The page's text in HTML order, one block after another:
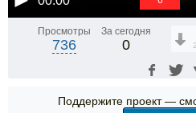
Просмотры
736
За сегодня
0 2
Поддержите проект —